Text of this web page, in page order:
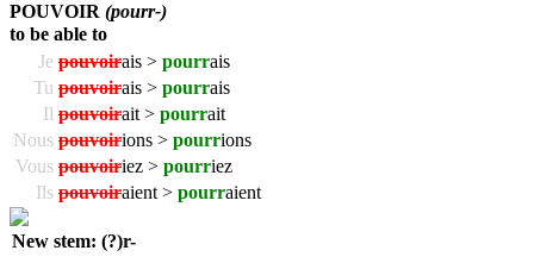
POUVOIR (pourr-)
to be able to
Je pouvoirais > pourrais
Tu pouvoirais > pourrais
Il pouvoirait > pourrait
Nous pouvoirions > pourrions
Vous pouvoiriez > pourriez
Ils pouvoiraient > pourraient
New stem: (?)r-